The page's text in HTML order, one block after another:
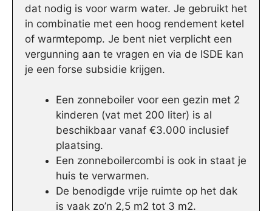
dat nodig is voor warm water. Je gebruikt het
in combinatie met een hoog rendement ketel
of warmtepomp. Je bent niet verplicht een
vergunning aan te vragen en via de ISDE kan
je een forse subsidie krijgen.
Een zonneboiler voor een gezin met 2
kinderen (vat met 200 liter) is al
beschikbaar vanaf €3.000 inclusief
plaatsing.
Een zonneboilercombi is ook in staat je
huis te verwarmen.
De benodigde vrije ruimte op het dak
is vaak zo’n 2,5 m2 tot 3 m2.